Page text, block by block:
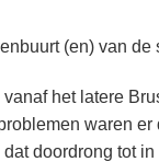
(en) van de
het latere
waren
doordrong tot